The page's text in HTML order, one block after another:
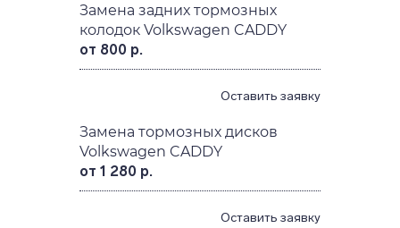
Замена задних тормозных
колодок Volkswagen CADDY
от 800 р.
Оставить заявку
Замена тормозных дисков
Volkswagen CADDY
от 1 280 р.
Оставить заявку